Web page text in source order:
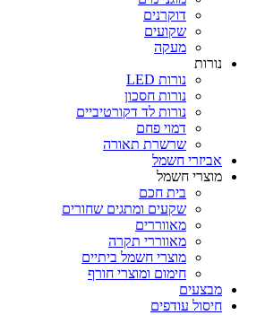
דוקרנים
שקועים
מעקה
נורות
נורות LED
נורות חסכון
נורות לד דקורטיביים
דמוי פחם
שרשרת תאורה
אביזרי חשמל
מוצרי חשמל
בית חכם
שקעים ומתגים שחורים
מאווררים
מאווררי תקרה
מוצרי חשמל ביתיים
חימום ומוצרי חורף
מבצעים
חיסול עודפים